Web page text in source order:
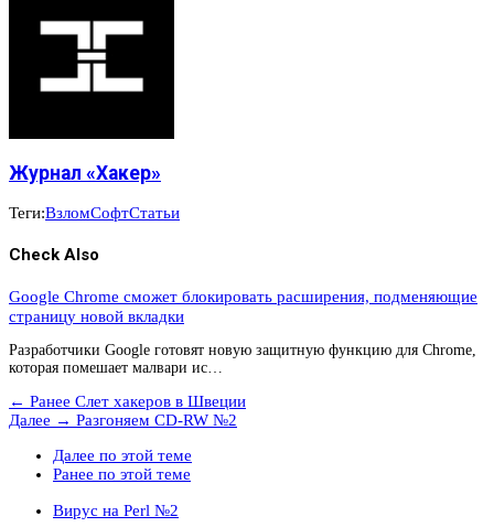
Журнал «Хакер»
Теги:ВзломСофтСтатьи
Check Also
Google Chrome сможет блокировать расширения, подменяющие
страницу новой вкладки
Разработчики Google готовят новую защитную функцию для Chrome,
которая помешает малвари ис…
← Ранее Слет хакеров в Швеции
Далее → Разгоняем CD-RW №2
Далее по этой теме
Ранее по этой теме
Вирус на Perl №2